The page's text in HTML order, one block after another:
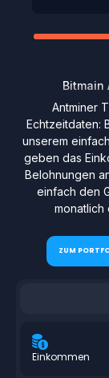
Bitmain
Antminer
Echtzeitdaten:
unserem
geben das
Belohnungen
einfach den
monatlich
ZUM
Einkommen